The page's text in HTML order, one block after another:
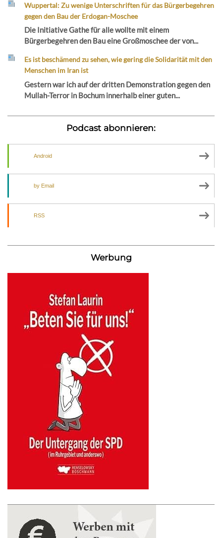
Wuppertal: Zu wenige Unterschriften für das Bürgerbegehren
gegen den Bau der Erdogan-Moschee
Die Initiative Gathe für alle wollte mit einem
Bürgerbegehren den Bau eine Großmoschee der von...
Es ist beschämend zu sehen, wie gering die Solidarität mit den
Menschen im Iran ist
Gestern war ich auf der dritten Demonstration gegen den
Mullah-Terror in Bochum innerhalb einer guten...
Podcast abonnieren:
Android
by Email
RSS
Werbung